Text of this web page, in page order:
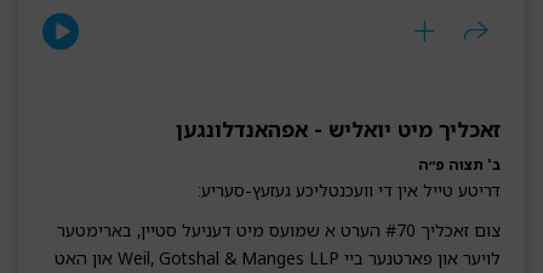
זאכליך מיט יואליש - אפהאנדלונגען
ב' תצוה פ״ה
דריטע טייל אין די וועכנטליכע געזעץ-סעריע:
צום זאכליך #70 הערט א שמועס מיט דעניעל סטיין, בארימטער
לויער און פארטנער ביי Weil, Gotshal & Manges LLP און האט